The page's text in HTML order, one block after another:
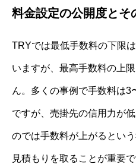
料金設定の公開度とそ
TRYでは最低手数料の下限
いますが、最高手数料の上
ん。多くの事例で手数料は3
ですが、売掛先の信用力が
のでは手数料が上がるとい
見積もりを取ることが重要で